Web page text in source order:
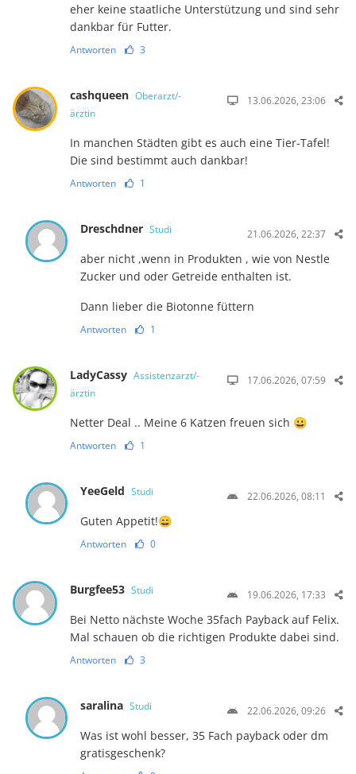
eher keine staatliche Unterstützung und sind sehr
dankbar für Futter.
Antworten 3
cashqueen Oberarzt/-
ärztin
13.06.2026, 23:06
In manchen Städten gibt es auch eine Tier-Tafel!
Die sind bestimmt auch dankbar!
Antworten 1
Dreschdner Studi 21.06.2026, 22:37
aber nicht ,wenn in Produkten , wie von Nestle
Zucker und oder Getreide enthalten ist.
Dann lieber die Biotonne füttern
Antworten 1
LadyCassy Assistenzarzt/-
ärztin
17.06.2026, 07:59
Netter Deal .. Meine 6 Katzen freuen sich 😀
Antworten 1
YeeGeld Studi 22.06.2026, 08:11
Guten Appetit!😄
Antworten 0
Burgfee53 Studi 19.06.2026, 17:33
Bei Netto nächste Woche 35fach Payback auf Felix.
Mal schauen ob die richtigen Produkte dabei sind.
Antworten 3
saralina Studi 22.06.2026, 09:26
Was ist wohl besser, 35 Fach payback oder dm
gratisgeschenk?